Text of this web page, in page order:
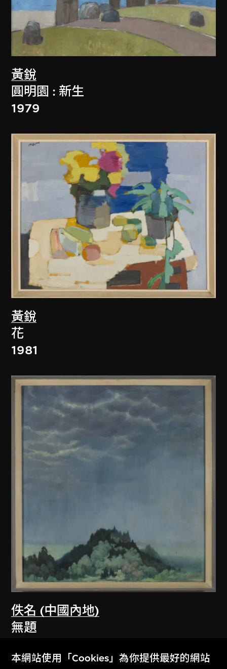
黃銳
圓明園 : 新生
1979
黃銳
花
1981
佚名 (中國內地)
無題
本網站使用「Cookies」為你提供最好的網站